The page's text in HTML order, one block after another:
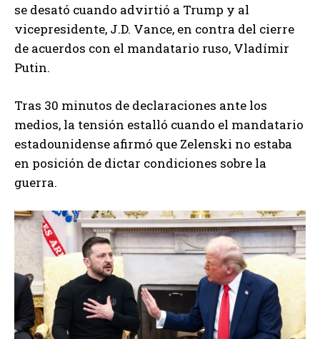
se desató cuando advirtió a Trump y al
vicepresidente, J.D. Vance, en contra del cierre
de acuerdos con el mandatario ruso, Vladímir
Putin.
Tras 30 minutos de declaraciones ante los
medios, la tensión estalló cuando el mandatario
estadounidense afirmó que Zelenski no estaba
en posición de dictar condiciones sobre la
guerra.